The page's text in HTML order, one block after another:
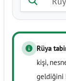
Rüya
kişi,
geldiğini